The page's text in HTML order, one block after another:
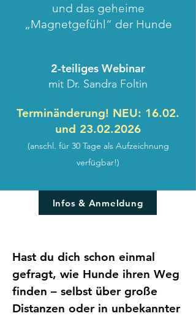
und das geheime
„Magnetgefühl“ der Hunde
2-teiliges Webinar
mit Dr. Sandra Foltin
Terminänderung! NEU: 16.02.
und 23.02.2026
(anschl. für 30 Tage als Aufzeichnung
verfügbar!)
Infos & Anmeldung
Hast du dich schon einmal
gefragt, wie Hunde ihren Weg
finden – selbst über große
Distanzen oder in unbekannter